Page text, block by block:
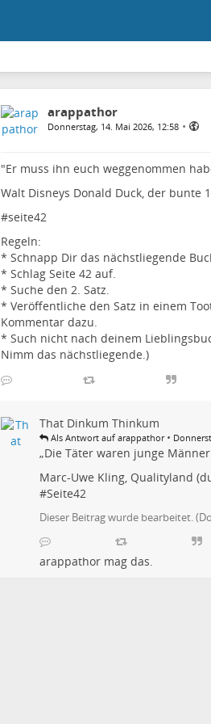
arappathor
Donnerstag, 14. Mai 2026, 12:58 •
"Er muss ihn euch weggenommen
Walt Disneys Donald Duck, der bunte
#seite42
Regeln:
* Schnapp Dir das nächstliegende
* Schlag Seite 42 auf.
* Suche den 2. Satz.
* Veröffentliche den Satz in einem
Kommentar dazu.
* Such nicht nach deinem
Nimm das nächstliegende.)
That Dinkum Thinkum
Als Antwort auf arappathor •
„Die Täter waren junge
Marc-Uwe Kling, Qualityland
#Seite42
Dieser Beitrag wurde bearbeitet. (
arappathormag das.